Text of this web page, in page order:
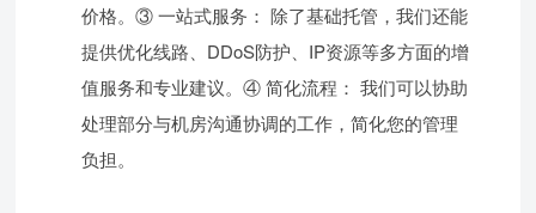
价格。③ 一站式服务： 除了基础托管，我们还能
提供优化线路、DDoS防护、IP资源等多方面的增
值服务和专业建议。④ 简化流程： 我们可以协助
处理部分与机房沟通协调的工作，简化您的管理
负担。